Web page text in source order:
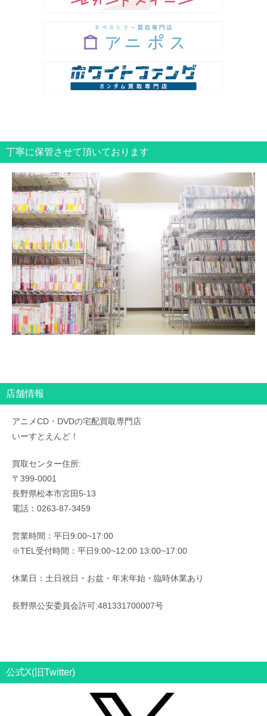
丁寧に保管させて頂いております
店舗情報
アニメCD・DVDの宅配買取専門店
いーすとえんど！
買取センター住所:
〒399-0001
長野県松本市宮田5-13
電話：0263-87-3459
営業時間：平日9:00~17:00
※TEL受付時間：平日9:00~12:00 13:00~17:00
休業日：土日祝日・お盆・年末年始・臨時休業あり
長野県公安委員会許可:481331700007号
公式X(旧Twitter)